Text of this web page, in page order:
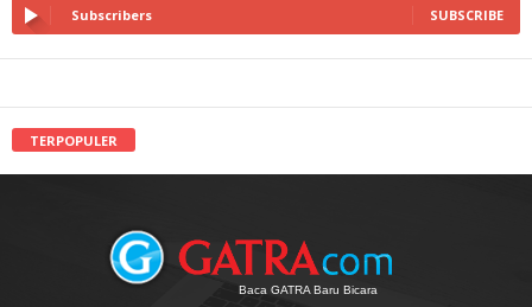
Subscribers SUBSCRIBE
TERPOPULER
Baca GATRA Baru Bicara